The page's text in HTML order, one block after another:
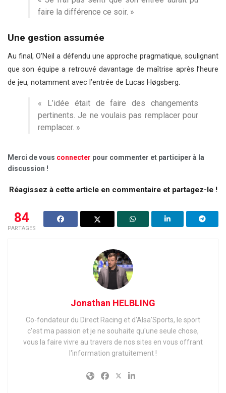
faire la différence ce soir. »
Une gestion assumée
Au final, O’Neil a défendu une approche pragmatique, soulignant
que son équipe a retrouvé davantage de maîtrise après l’heure
de jeu, notamment avec l’entrée de Lucas Høgsberg.
« L’idée était de faire des changements
pertinents. Je ne voulais pas remplacer pour
remplacer. »
Merci de vous connecter pour commenter et participer à la
discussion !
Réagissez à cette article en commentaire et partagez-le !
84
PARTAGES
Jonathan HELBLING
Co-fondateur du Direct Racing et d'Alsa'Sports, le sport
c'est ma passion et je ne souhaite qu'une seule chose,
vous la faire vivre au travers de nos sites en vous offrant
l'information gratuitement !